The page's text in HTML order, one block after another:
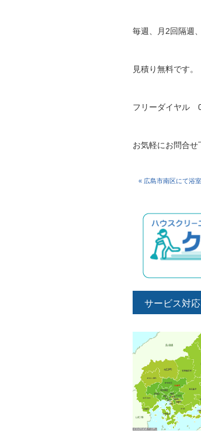
毎週、月2回隔週
見積り無料です。
フリーダイヤル
お気軽にお問合せ
« 広島市南区にて浴
サービス対